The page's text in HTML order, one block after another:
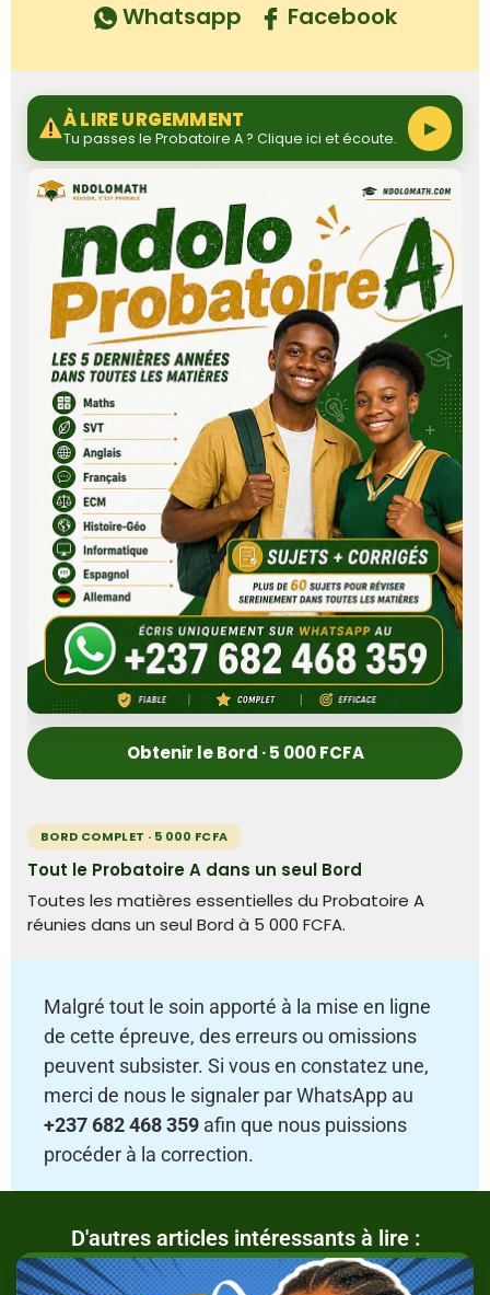
Whatsapp Facebook
À LIRE URGEMMENT
Tu passes le Probatoire A ? Clique ici et écoute. ▶
Obtenir le Bord · 5 000 FCFA
BORD COMPLET · 5 000 FCFA
Tout le Probatoire A dans un seul Bord
Toutes les matières essentielles du Probatoire A
réunies dans un seul Bord à 5 000 FCFA.
Malgré tout le soin apporté à la mise en ligne
de cette épreuve, des erreurs ou omissions
peuvent subsister. Si vous en constatez une,
merci de nous le signaler par WhatsApp au
+237 682 468 359 afin que nous puissions
procéder à la correction.
D'autres articles intéressants à lire :